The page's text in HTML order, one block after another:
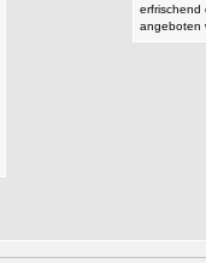
erfrischend
angeboten